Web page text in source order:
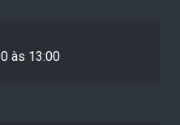
às 13:00